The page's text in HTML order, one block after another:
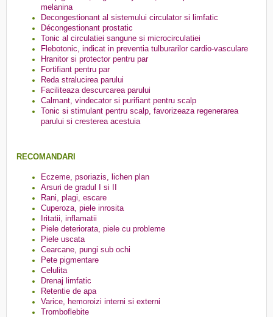
melanina
Decongestionant al sistemului circulator si limfatic
Décongestionant prostatic
Tonic al circulatiei sangune si microcirculatiei
Flebotonic, indicat in preventia tulburarilor cardio-vasculare
Hranitor si protector pentru par
Fortifiant pentru par
Reda stralucirea parului
Faciliteaza descurcarea parului
Calmant, vindecator si purifiant pentru scalp
Tonic si stimulant pentru scalp, favorizeaza regenerarea
parului si cresterea acestuia
RECOMANDARI
Eczeme, psoriazis, lichen plan
Arsuri de gradul I si II
Rani, plagi, escare
Cuperoza, piele inrosita
Iritatii, inflamatii
Piele deteriorata, piele cu probleme
Piele uscata
Cearcane, pungi sub ochi
Pete pigmentare
Celulita
Drenaj limfatic
Retentie de apa
Varice, hemoroizi interni si externi
Tromboflebite